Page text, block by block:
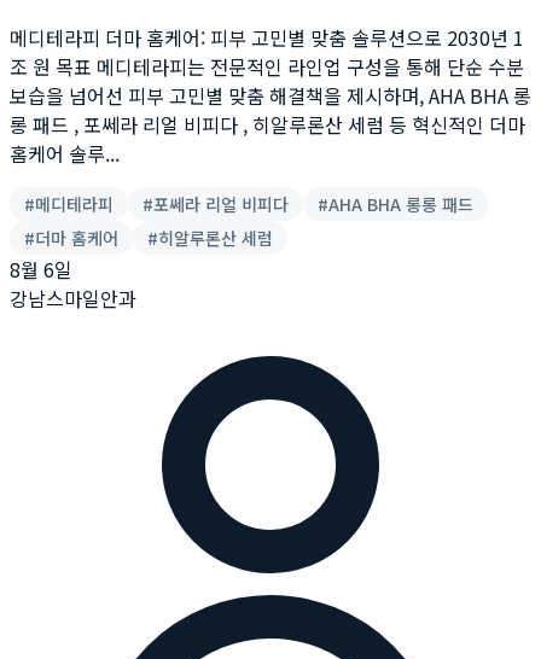
메디테라피 더마 홈케어: 피부 고민별 맞춤 솔루션으로 2030년 1
조 원 목표 메디테라피는 전문적인 라인업 구성을 통해 단순 수분
보습을 넘어선 피부 고민별 맞춤 해결책을 제시하며, AHA BHA 롱
롱 패드 , 포쎄라 리얼 비피다 , 히알루론산 세럼 등 혁신적인 더마
홈케어 솔루...
#메디테라피 #포쎄라 리얼 비피다 #AHA BHA 롱롱 패드
#더마 홈케어 #히알루론산 세럼
8월 6일
강남스마일안과